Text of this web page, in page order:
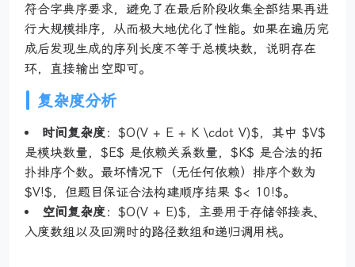
符合字典序要求，避免了在最后阶段收集全部结果再进
行大规模排序，从而极大地优化了性能。如果在遍历完
成后发现生成的序列长度不等于总模块数，说明存在
环，直接输出空即可。
复杂度分析
时间复杂度 ：$O(V + E + K \cdot V)$，其中 $V$
是模块数量，$E$ 是依赖关系数量，$K$ 是合法的拓
扑排序个数。最坏情况下（无任何依赖）排序个数为
$V!$，但题目保证合法构建顺序结果 $< 10!$。
空间复杂度 ：$O(V + E)$，主要用于存储邻接表、
入度数组以及回溯时的路径数组和递归调用栈。